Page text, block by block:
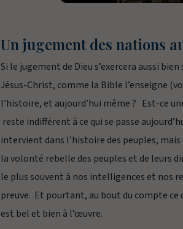
Un jugement des nations
Si le jugement de Dieu s’exercera aussi
Jésus-Christ, comme la Bible l’enseigne
l’histoire, et aujourd’hui même ? Est-ce
reste indifférent à ce qui se passe
intervient dans l’histoire des peuples,
la volonté rebelle des peuples et de leurs
le plus souvent à nos intelligences et nos
preuve. Et pourtant, au bout du compte ce
est bel et bien à l’œuvre.